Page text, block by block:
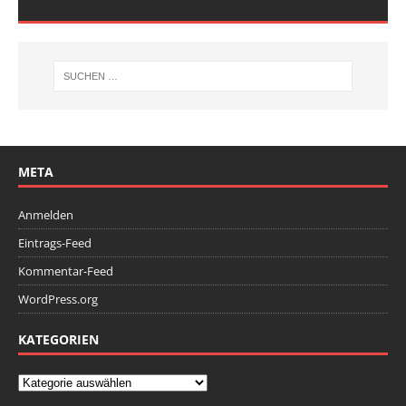
META
Anmelden
Eintrags-Feed
Kommentar-Feed
WordPress.org
KATEGORIEN